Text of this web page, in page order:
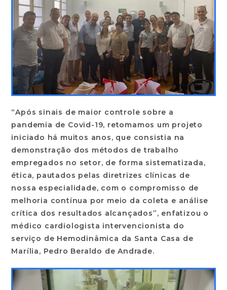
“Após sinais de maior controle sobre a
pandemia de Covid-19, retomamos um projeto
iniciado há muitos anos, que consistia na
demonstração dos métodos de trabalho
empregados no setor, de forma sistematizada,
ética, pautados pelas diretrizes clínicas de
nossa especialidade, com o compromisso de
melhoria contínua por meio da coleta e análise
crítica dos resultados alcançados”, enfatizou o
médico cardiologista intervencionista do
serviço de Hemodinâmica da Santa Casa de
Marília, Pedro Beraldo de Andrade.